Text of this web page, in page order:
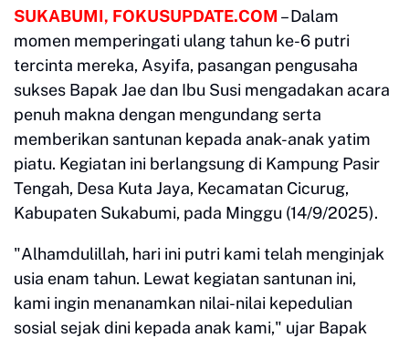
SUKABUMI, FOKUSUPDATE.COM – Dalam
momen memperingati ulang tahun ke-6 putri
tercinta mereka, Asyifa, pasangan pengusaha
sukses Bapak Jae dan Ibu Susi mengadakan acara
penuh makna dengan mengundang serta
memberikan santunan kepada anak-anak yatim
piatu. Kegiatan ini berlangsung di Kampung Pasir
Tengah, Desa Kuta Jaya, Kecamatan Cicurug,
Kabupaten Sukabumi, pada Minggu (14/9/2025).
"Alhamdulillah, hari ini putri kami telah menginjak
usia enam tahun. Lewat kegiatan santunan ini,
kami ingin menanamkan nilai-nilai kepedulian
sosial sejak dini kepada anak kami," ujar Bapak